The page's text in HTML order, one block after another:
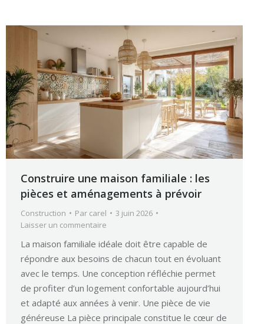
Construire une maison familiale : les
pièces et aménagements à prévoir
Construction Par carel
3 juin 2026
Laisser un commentaire
La maison familiale idéale doit être capable de
répondre aux besoins de chacun tout en évoluant
avec le temps. Une conception réfléchie permet
de profiter d’un logement confortable aujourd’hui
et adapté aux années à venir. Une pièce de vie
généreuse La pièce principale constitue le cœur de